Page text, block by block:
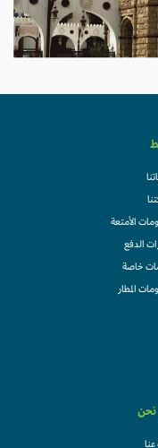
الأمتعة
خاصة
المطار